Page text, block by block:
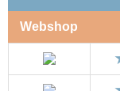
Webshop